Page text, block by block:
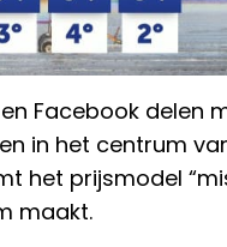
Facebook delen
in het centrum
het prijsmodel
maakt.